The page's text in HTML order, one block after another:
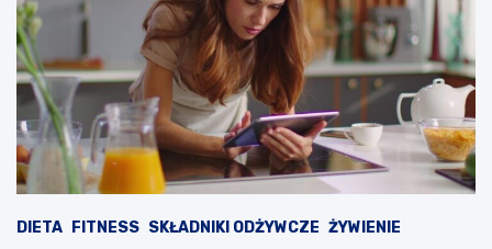
DIETA FITNESS SKŁADNIKI ODŻYWCZE ŻYWIENIE